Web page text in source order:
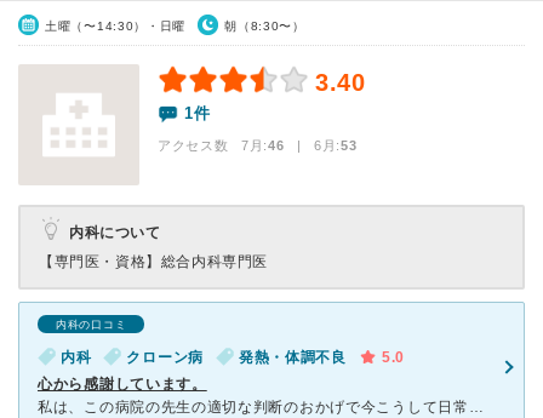
土曜（〜14:30）・日曜 朝（8:30〜）
3.40
1件
アクセス数 7月:46 | 6月:53
内科について
【専門医・資格】 総合内科専門医
内科の口コミ
内科 クローン病 発熱・体調不良
5.0
心から感謝しています。
私は、この病院の先生の適切な判断のおかげで今こうして日常生活が出来ているのだと心の底から毎日感謝しています。伝える方法が無かったのでこちらに書かせて頂きます。原因不明の腹痛や、体調不良、不明熱(微熱)